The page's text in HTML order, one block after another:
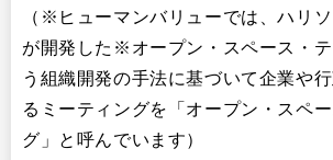
（※ヒューマンバリューでは、ハリ
が開発した※オープン・スペース・
う組織開発の手法に基づいて企業や
るミーティングを「オープン・スペ
グ」と呼んでいます）